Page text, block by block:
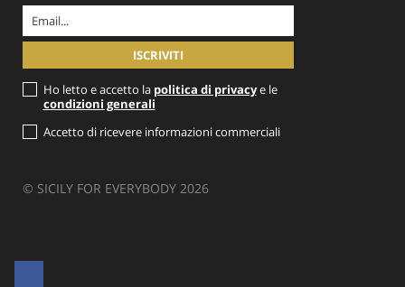
Ho letto e accetto la politica di privacye le
condizioni generali
Accetto di ricevere informazioni commerciali
© SICILY FOR EVERYBODY 2026